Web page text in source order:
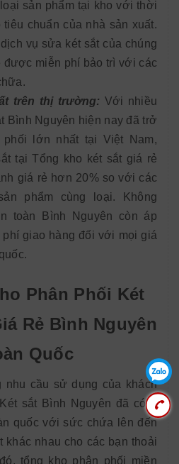
sản phẩm tại kho với thời
tiêu chuẩn của nhà sản xuất.
vụ sửa két sắt của chúng
được miễn phí bảo trì với các
trên thị trường: Với nhiều
Bình Nguyên hiện nay đã trở
phối lớn nhất tại Việt Nam,
tại Tổng kho két sắt giá rẻ
giá rẻ hơn 20% so với các
phẩm cùng loại. Không
toàn Bình Nguyên còn áp
giao hàng đối với mọi giá
Phân Phối Két
Rẻ Bình Nguyên
Quốc
nhu cầu sử dụng của khách
sắt Bình Nguyên đã có 4
quốc với sức chứa lên đến
khác nhau cho các bạn thoải
tổng kho phân phối miền